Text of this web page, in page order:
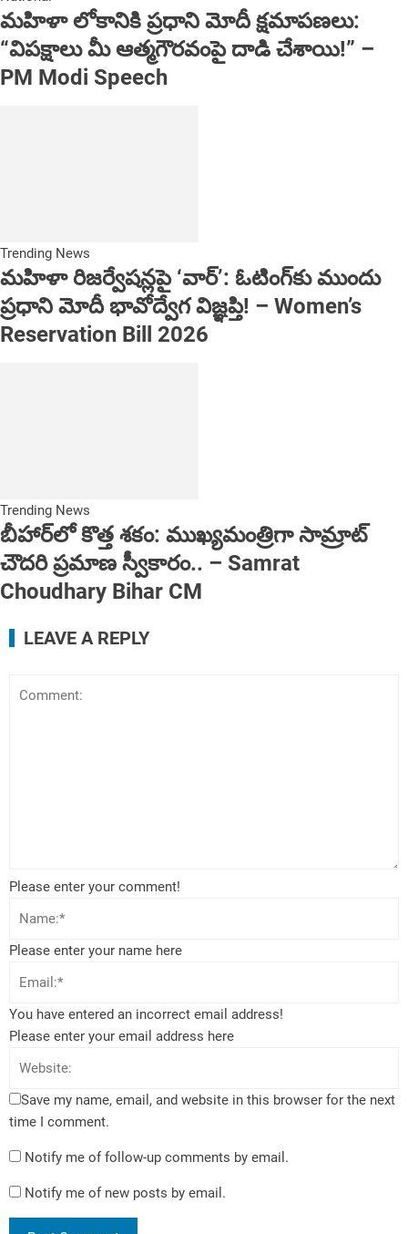
మహిళా లోకానికి ప్రధాని మోదీ క్షమాపణలు:
“విపక్షాలు మీ ఆత్మగౌరవంపై దాడి చేశాయి!” –
PM Modi Speech
Trending News
మహిళా రిజర్వేషన్లపై ‘వార్’: ఓటింగ్‌కు ముందు
ప్రధాని మోదీ భావోద్వేగ విజ్ఞప్తి! – Women’s
Reservation Bill 2026
Trending News
బీహార్‌లో కొత్త శకం: ముఖ్యమంత్రిగా సామ్రాట్
చౌదరి ప్రమాణ స్వీకారం.. – Samrat
Choudhary Bihar CM
LEAVE A REPLY
Please enter your comment!
Please enter your name here
You have entered an incorrect email address!
Please enter your email address here
Save my name, email, and website in this browser for the next
time I comment.
Notify me of follow-up comments by email.
Notify me of new posts by email.